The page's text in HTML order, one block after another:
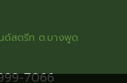
ด์สตรีท ต.บางพูด
7066